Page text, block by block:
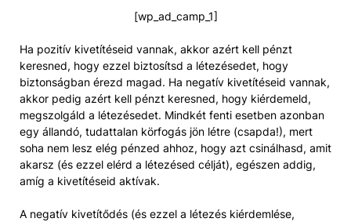
[wp_ad_camp_1]
Ha pozitív kivetítéseid vannak, akkor azért kell pénzt
keresned, hogy ezzel biztosítsd a létezésedet, hogy
biztonságban érezd magad. Ha negatív kivetítéseid vannak,
akkor pedig azért kell pénzt keresned, hogy kiérdemeld,
megszolgáld a létezésedet. Mindkét fenti esetben azonban
egy állandó, tudattalan körfogás jön létre (csapda!), mert
soha nem lesz elég pénzed ahhoz, hogy azt csinálhasd, amit
akarsz (és ezzel elérd a létezésed célját), egészen addig,
amíg a kivetítéseid aktívak.
A negatív kivetítődés (és ezzel a létezés kiérdemlése,